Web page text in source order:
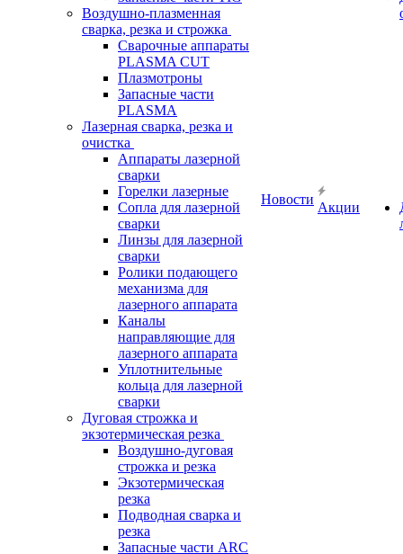
Воздушно-плазменная
сварка, резка и строжка
Сварочные аппараты
PLASMA CUT
Плазмотроны
Запасные части
PLASMA
Лазерная сварка, резка и
очистка
Аппараты лазерной
сварки
Горелки лазерные
Сопла для лазерной
сварки
Линзы для лазерной
сварки
Ролики подающего
механизма для
лазерного аппарата
Каналы
направляющие для
лазерного аппарата
Уплотнительные
кольца для лазерной
сварки
Дуговая строжка и
экзотермическая резка
Воздушно-дуговая
строжка и резка
Экзотермическая
резка
Подводная сварка и
резка
Запасные части ARC
Новости
Акции